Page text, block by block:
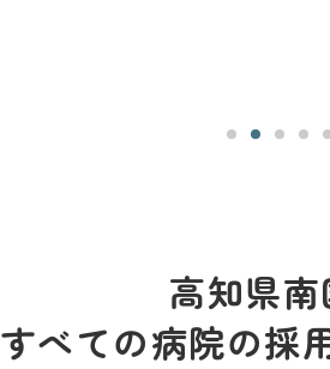
高知県
すべての病院の採